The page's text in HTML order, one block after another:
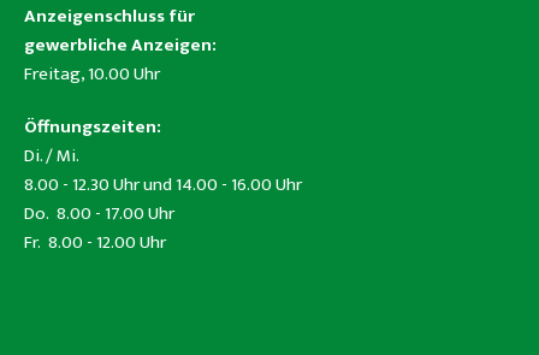
Anzeigenschluss für
gewerbliche Anzeigen:
Freitag, 10.00 Uhr
Öffnungszeiten:
Di. / Mi.
8.00 - 12.30 Uhr und 14.00 - 16.00 Uhr
Do. 8.00 - 17.00 Uhr
Fr. 8.00 - 12.00 Uhr